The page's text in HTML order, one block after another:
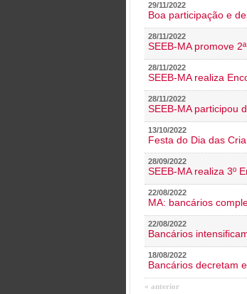
29/11/2022
Boa participação e
28/11/2022
SEEB-MA promove
28/11/2022
SEEB-MA realiza
28/11/2022
SEEB-MA participou
13/10/2022
Festa do Dia das
28/09/2022
SEEB-MA realiza 3º
22/08/2022
MA: bancários
22/08/2022
Bancários
18/08/2022
Bancários decretam
« anterior